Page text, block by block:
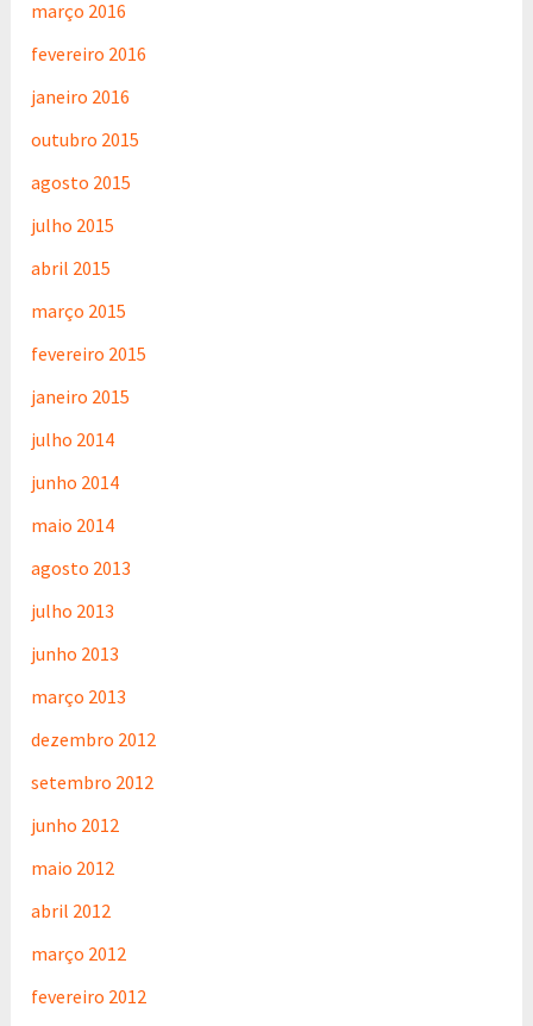
março 2016
fevereiro 2016
janeiro 2016
outubro 2015
agosto 2015
julho 2015
abril 2015
março 2015
fevereiro 2015
janeiro 2015
julho 2014
junho 2014
maio 2014
agosto 2013
julho 2013
junho 2013
março 2013
dezembro 2012
setembro 2012
junho 2012
maio 2012
abril 2012
março 2012
fevereiro 2012